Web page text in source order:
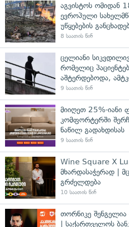
აგვისტოს ომიდან
ევროპული
უწყებების
8 საათის წინ
ცელიანი
რომელიც
აშტერდებოდა,
9 საათის წინ
მიიღეთ 25%-იანი
კომფორტერში
ნაწილ გადახდისას
9 საათის წინ
Wine Square X
მხარდასაჭერად |
გრძელდება
10 საათის წინ
თორნიკე შენგელია
| საქართველოს